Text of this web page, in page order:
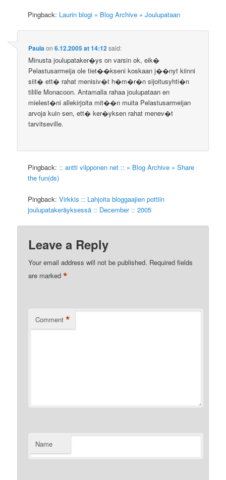
Pingback: Laurin blogi » Blog Archive » Joulupataan
Paulaon6.12.2005 at 14:12said:
Minusta joulupataker�ys on varsin ok, eik�
Pelastusarmeija ole tiet��kseni koskaan j��nyt kiinni
siit� ett� rahat menisiv�t h�m�r�n sijoitusyhti�n
tilille Monacoon. Antamalla rahaa joulupataan en
mielest�ni allekirjoita mit��n muita Pelastusarmeijan
arvoja kuin sen, ett� ker�yksen rahat menev�t
tarvitseville.
Pingback: :: antti vilpponen net :: » Blog Archive » Share
the fun(ds)
Pingback:Virkkis :: Lahjoita bloggaajien pottiin
joulupatakeräyksessä :: December :: 2005
Leave a Reply
Your email address will not be published. Required fields
are marked*
Comment *
Name